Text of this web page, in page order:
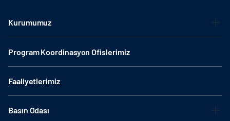
Kurumumuz
Program Koordinasyon Ofislerimiz
Faaliyetlerimiz
Basın Odası